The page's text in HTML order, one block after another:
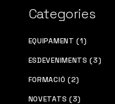
Categories
EQUIPAMENT (1)
ESDEVENIMENTS (3)
FORMACIÓ (2)
NOVETATS (3)